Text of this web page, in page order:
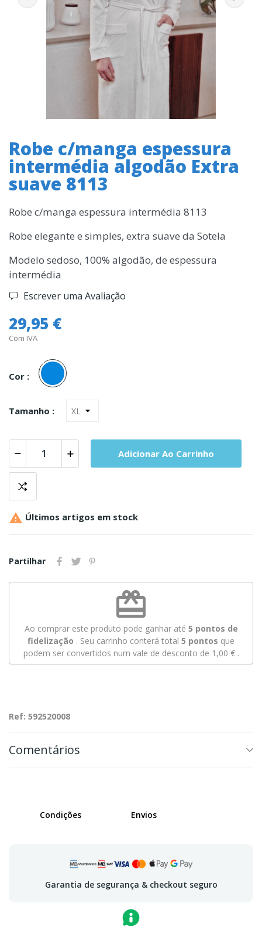
Robe c/manga espessura
intermédia algodão Extra
suave 8113
Robe c/manga espessura intermédia 8113
Robe elegante e simples, extra suave da Sotela
Modelo sedoso, 100% algodão, de espessura
intermédia
Escrever uma Avaliação
29,95 €
Com IVA
Cor :
Azul
Tamanho :
Adicionar Ao Carrinho
 Últimos artigos em stock
Partilhar
redeem
Ao comprar este produto pode ganhar até 5 pontos de
fidelização . Seu carrinho conterá total 5 pontos que
podem ser convertidos num vale de desconto de 1,00 €.
Ref: 592520008
Comentários
Condições Envios
Garantia de segurança & checkout seguro